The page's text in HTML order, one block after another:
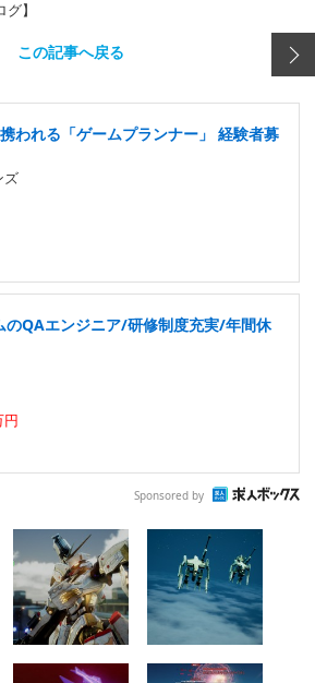
】
この記事へ戻る
われる「ゲームプランナー」 経験者募
ズ
のQAエンジニア/研修制度充実/年間休
円
Sponsored by